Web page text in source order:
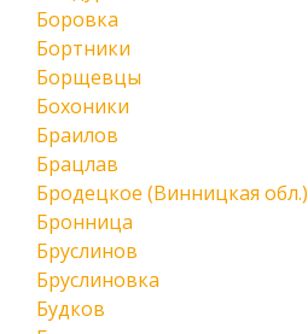
Боровка
Бортники
Борщевцы
Бохоники
Браилов
Брацлав
Бродецкое (Винницкая обл.)
Бронница
Бруслинов
Бруслиновка
Будков